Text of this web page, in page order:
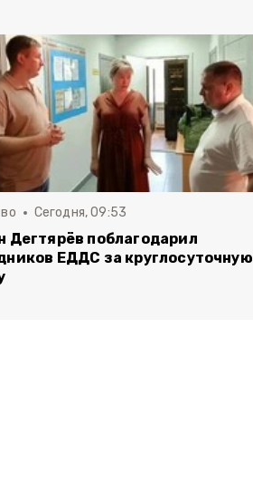
Сегодня, 09:53
Дегтярёв поблагодарил
ЕДДС за круглосуточную